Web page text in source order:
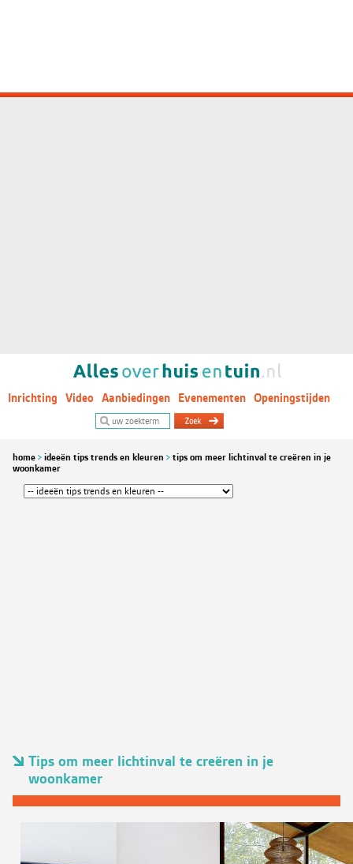
Inrichting Video Aanbiedingen Evenementen Openingstijden
home ideeën tips trends en kleuren
tips om meer lichtinval te creëren in je
woonkamer
Tips om meer lichtinval te creëren in je
woonkamer